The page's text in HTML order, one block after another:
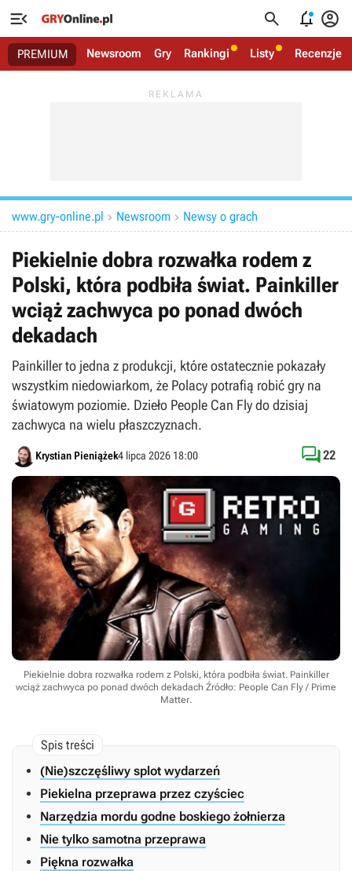
   
PREMIUM Newsroom Gry Rankingi Listy Recenzje
www.gry-online.pl  Newsroom  Newsy o grach
Piekielnie dobra rozwałka rodem z
Polski, która podbiła świat. Painkiller
wciąż zachwyca po ponad dwóch
dekadach
Painkiller to jedna z produkcji, które ostatecznie pokazały
wszystkim niedowiarkom, że Polacy potrafią robić gry na
światowym poziomie. Dzieło People Can Fly do dzisiaj
zachwyca na wielu płaszczyznach.
Krystian Pieniążek4 lipca 2026 18:00 22
Piekielnie dobra rozwałka rodem z Polski, która podbiła świat. Painkiller
wciąż zachwyca po ponad dwóch dekadach Źródło: People Can Fly / Prime
Matter.
(Nie)szczęśliwy splot wydarzeń
Piekielna przeprawa przez czyściec
Narzędzia mordu godne boskiego żołnierza
Nie tylko samotna przeprawa
Piękna rozwałka